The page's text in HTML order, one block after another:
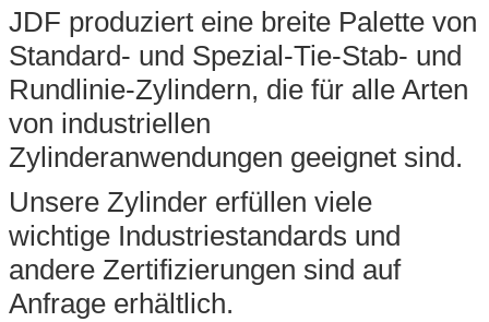
JDF produziert eine breite Palette von
Standard- und Spezial-Tie-Stab- und
Rundlinie-Zylindern, die für alle Arten
von industriellen
Zylinderanwendungen geeignet sind.
Unsere Zylinder erfüllen viele
wichtige Industriestandards und
andere Zertifizierungen sind auf
Anfrage erhältlich.